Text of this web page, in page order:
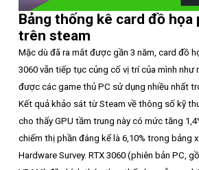
Bảng thống kê card đồ họa
trên steam
Mặc dù đã ra mắt được gần 3 năm, card đồ
3060 vẫn tiếp tục củng cố vị trí của mình như
được các game thủ PC sử dụng nhiều nhất
Kết quả khảo sát từ Steam về thông số kỹ
cho thấy GPU tầm trung này có mức tăng
chiếm thị phần đáng kể là 6,10% trong bảng
Hardware Survey. RTX 3060 (phiên bản PC,